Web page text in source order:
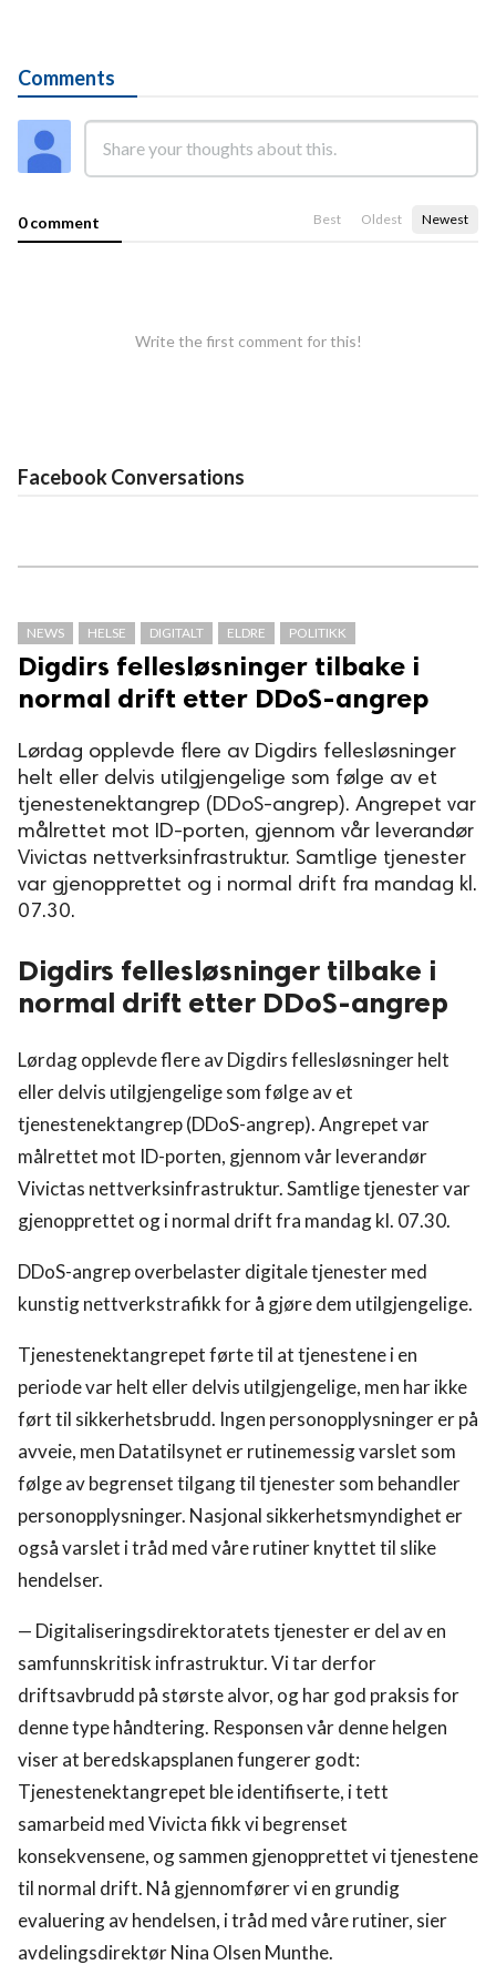
Comments
0 comment Best Oldest Newest
Write the first comment for this!
Facebook Conversations
NEWS HELSE DIGITALT ELDRE POLITIKK
Digdirs fellesløsninger tilbake i
normal drift etter DDoS-angrep
Lørdag opplevde flere av Digdirs fellesløsninger
helt eller delvis utilgjengelige som følge av et
tjenestenektangrep (DDoS-angrep). Angrepet var
målrettet mot ID-porten, gjennom vår leverandør
Vivictas nettverksinfrastruktur. Samtlige tjenester
var gjenopprettet og i normal drift fra mandag kl.
07.30.
Digdirs fellesløsninger tilbake i
normal drift etter DDoS-angrep
Lørdag opplevde flere av Digdirs fellesløsninger helt
eller delvis utilgjengelige som følge av et
tjenestenektangrep (DDoS-angrep). Angrepet var
målrettet mot ID-porten, gjennom vår leverandør
Vivictas nettverksinfrastruktur. Samtlige tjenester var
gjenopprettet og i normal drift fra mandag kl. 07.30.
DDoS-angrep overbelaster digitale tjenester med
kunstig nettverkstrafikk for å gjøre dem utilgjengelige.
Tjenestenektangrepet førte til at tjenestene i en
periode var helt eller delvis utilgjengelige, men har ikke
ført til sikkerhetsbrudd. Ingen personopplysninger er på
avveie, men Datatilsynet er rutinemessig varslet som
følge av begrenset tilgang til tjenester som behandler
personopplysninger. Nasjonal sikkerhetsmyndighet er
også varslet i tråd med våre rutiner knyttet til slike
hendelser.
— Digitaliseringsdirektoratets tjenester er del av en
samfunnskritisk infrastruktur. Vi tar derfor
driftsavbrudd på største alvor, og har god praksis for
denne type håndtering. Responsen vår denne helgen
viser at beredskapsplanen fungerer godt:
Tjenestenektangrepet ble identifiserte, i tett
samarbeid med Vivicta fikk vi begrenset
konsekvensene, og sammen gjenopprettet vi tjenestene
til normal drift. Nå gjennomfører vi en grundig
evaluering av hendelsen, i tråd med våre rutiner, sier
avdelingsdirektør Nina Olsen Munthe.